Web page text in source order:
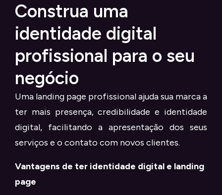
Construa uma
identidade digital
profissional para o seu
negócio
Uma landing page profissional ajuda sua marca a
ter mais presença, credibilidade e identidade
digital, facilitando a apresentação dos seus
serviços e o contato com novos clientes.
Vantagens de ter identidade digital e landing
page